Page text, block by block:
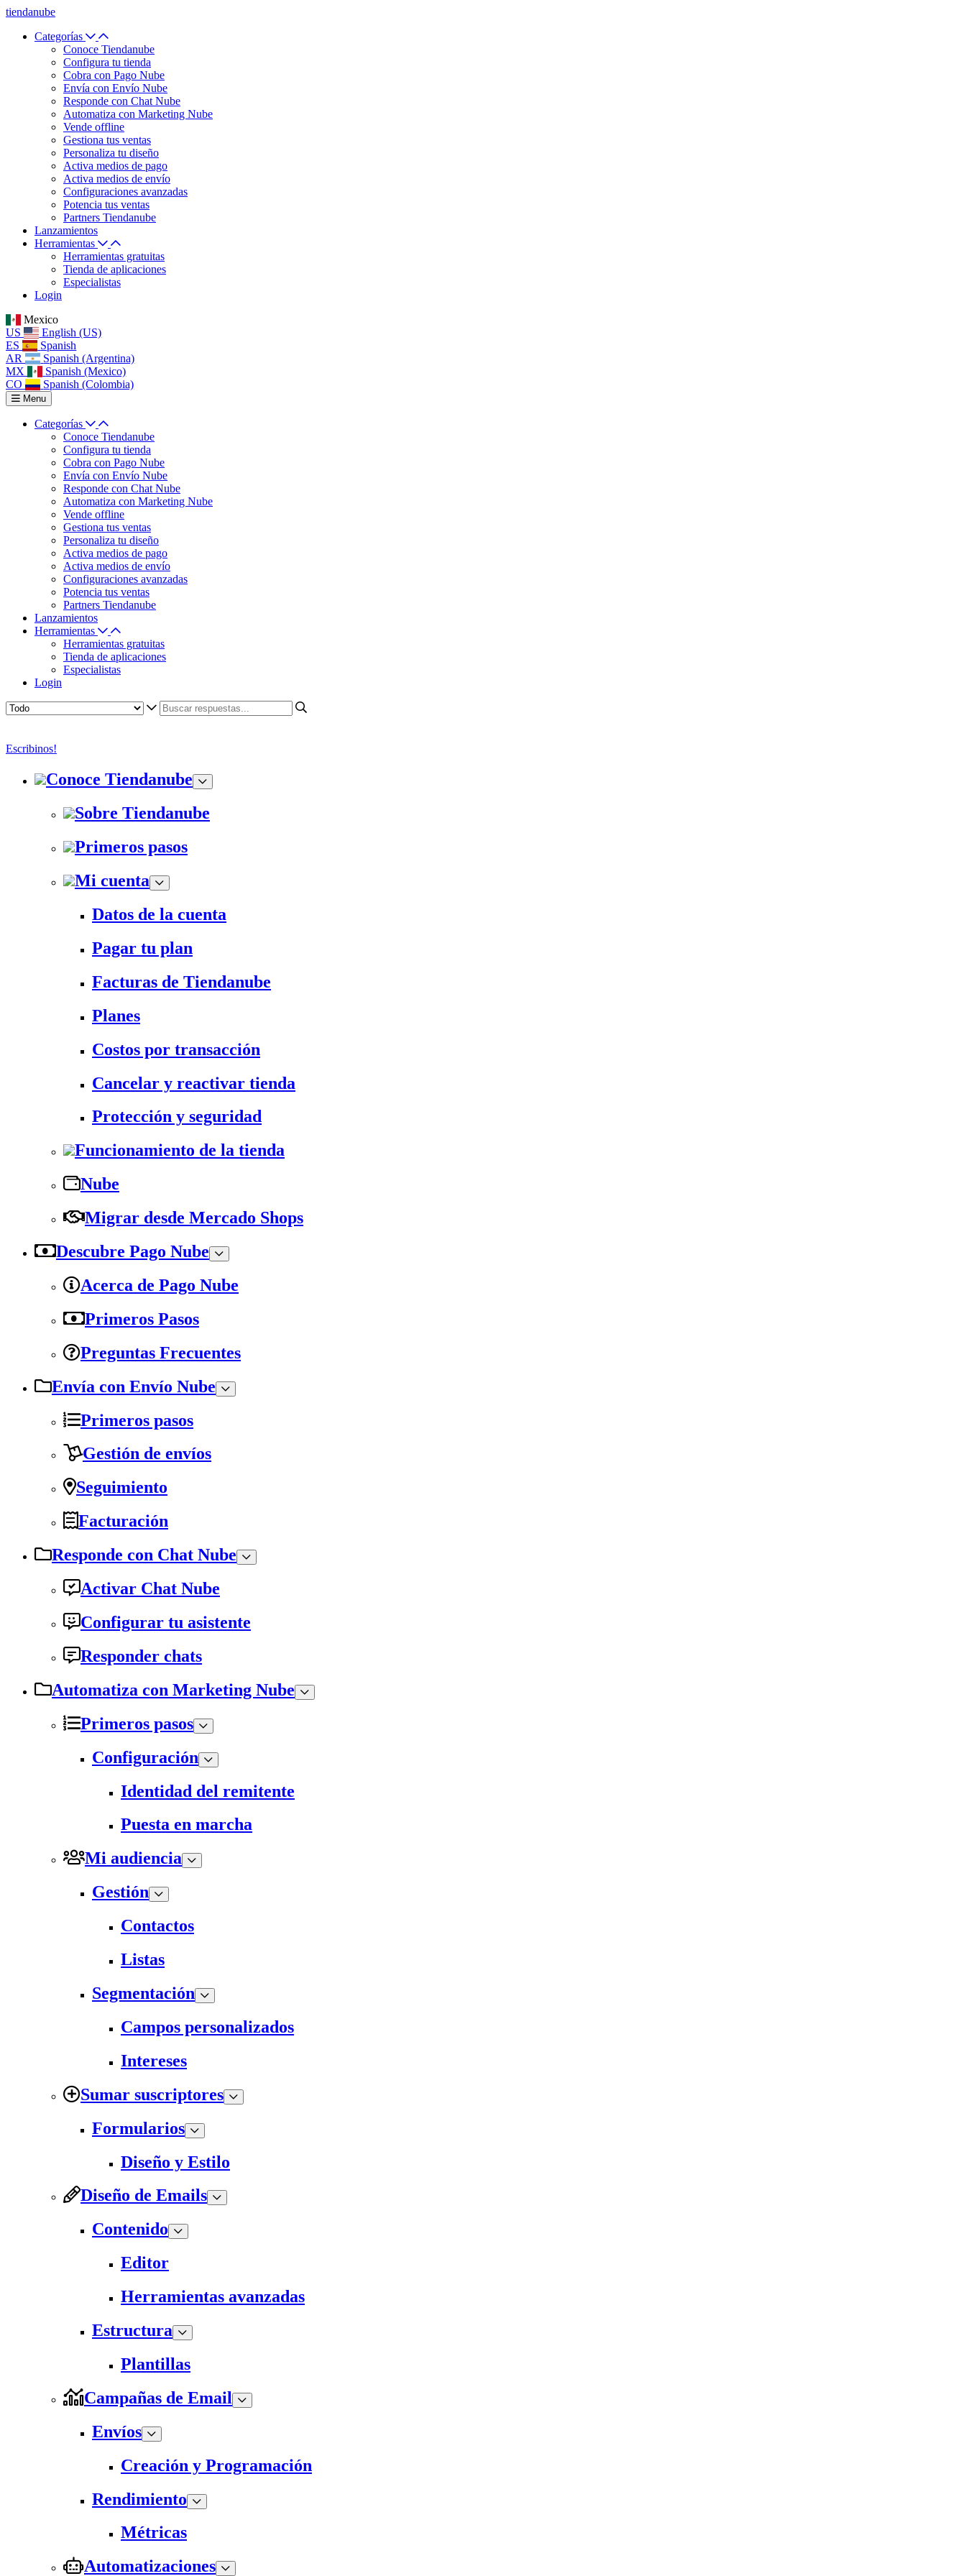
tiendanube
Categorías
Conoce Tiendanube
Configura tu tienda
Cobra con Pago Nube
Envía con Envío Nube
Responde con Chat Nube
Automatiza con Marketing Nube
Vende offline
Gestiona tus ventas
Personaliza tu diseño
Activa medios de pago
Activa medios de envío
Configuraciones avanzadas
Potencia tus ventas
Partners Tiendanube
Lanzamientos
Herramientas
Herramientas gratuitas
Tienda de aplicaciones
Especialistas
Login
Mexico
US
English (US)
ES
Spanish
AR
Spanish (Argentina)
MX
Spanish (Mexico)
CO
Spanish (Colombia)
Menu
Categorías
Conoce Tiendanube
Configura tu tienda
Cobra con Pago Nube
Envía con Envío Nube
Responde con Chat Nube
Automatiza con Marketing Nube
Vende offline
Gestiona tus ventas
Personaliza tu diseño
Activa medios de pago
Activa medios de envío
Configuraciones avanzadas
Potencia tus ventas
Partners Tiendanube
Lanzamientos
Herramientas
Herramientas gratuitas
Tienda de aplicaciones
Especialistas
Login
Escribinos!
Conoce Tiendanube
Sobre Tiendanube
Primeros pasos
Mi cuenta
Datos de la cuenta
Pagar tu plan
Facturas de Tiendanube
Planes
Costos por transacción
Cancelar y reactivar tienda
Protección y seguridad
Funcionamiento de la tienda
Nube
Migrar desde Mercado Shops
Descubre Pago Nube
Acerca de Pago Nube
Primeros Pasos
Preguntas Frecuentes
Envía con Envío Nube
Primeros pasos
Gestión de envíos
Seguimiento
Facturación
Responde con Chat Nube
Activar Chat Nube
Configurar tu asistente
Responder chats
Automatiza con Marketing Nube
Primeros pasos
Configuración
Identidad del remitente
Puesta en marcha
Mi audiencia
Gestión
Contactos
Listas
Segmentación
Campos personalizados
Intereses
Sumar suscriptores
Formularios
Diseño y Estilo
Diseño de Emails
Contenido
Editor
Herramientas avanzadas
Estructura
Plantillas
Campañas de Email
Envíos
Creación y Programación
Rendimiento
Métricas
Automatizaciones